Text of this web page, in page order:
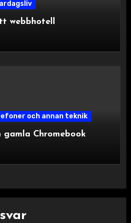
webbhotell
och annan teknik
gamla Chromebook